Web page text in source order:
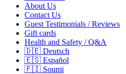
About Us
Contact Us
Guest Testimonials / Reviews
Gift cards
Health and Safety / Q&A
🇩🇪 Deutsch
🇪🇸 Español
🇫🇮 Soumi